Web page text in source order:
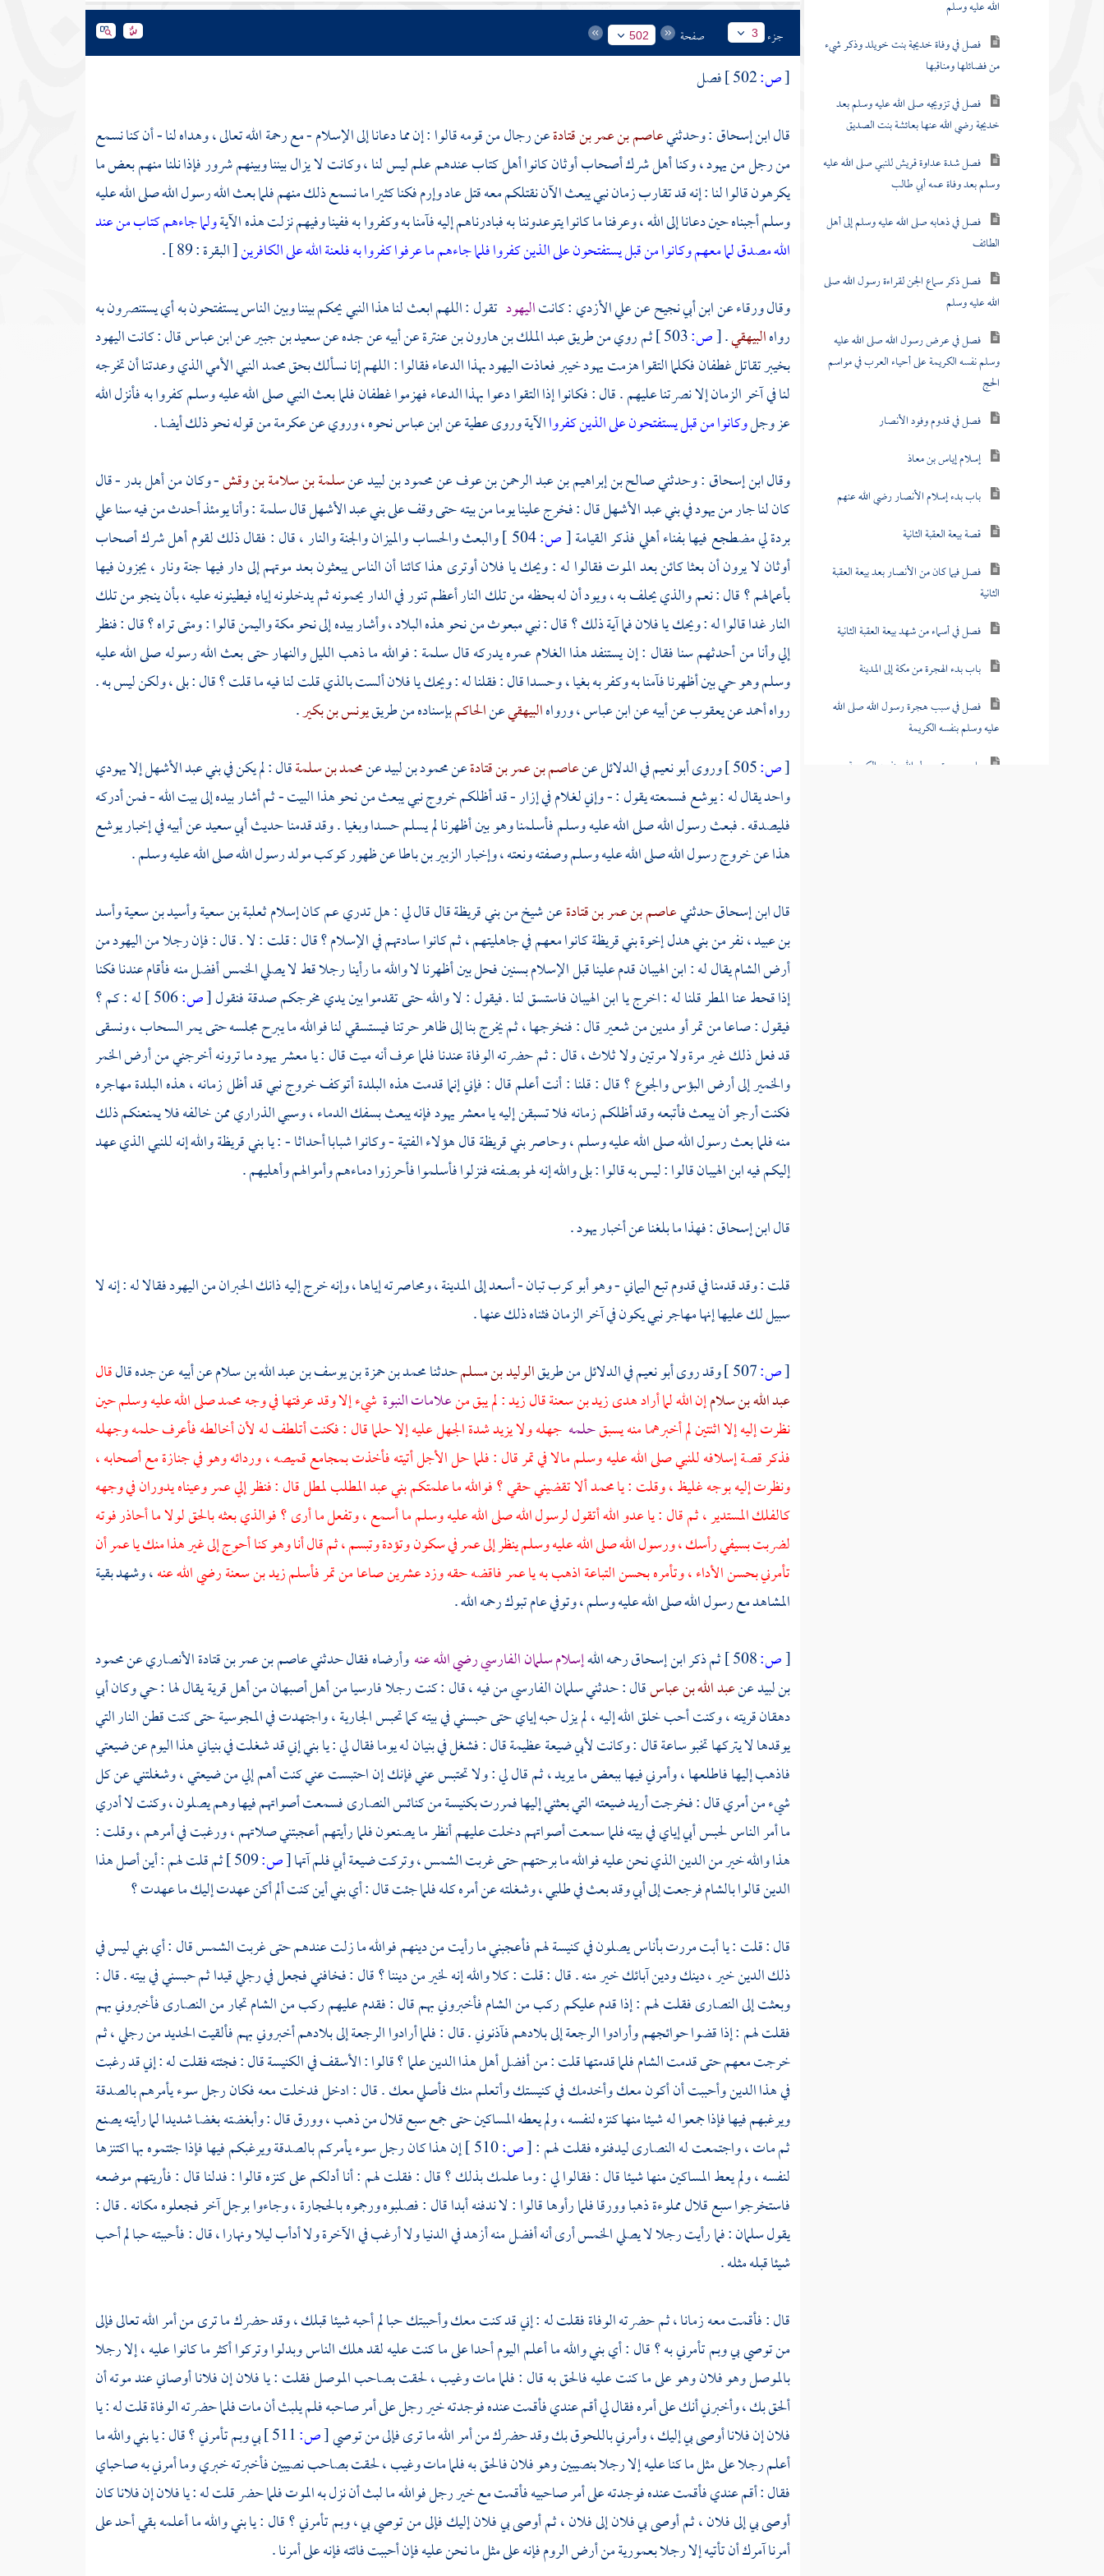
الله عليه وسلم
فصل في وفاة خديجة بنت خويلد وذكر شيء
من فضائلها ومناقبها
فصل في تزويجه صلى الله عليه وسلم بعد
خديجة رضي الله عنها بعائشة بنت الصديق
فصل شدة عداوة قريش للنبي صلى الله عليه
وسلم بعد وفاة عمه أبي طالب
فصل في ذهابه صلى الله عليه وسلم إلى أهل
الطائف
فصل ذكر سماع الجن لقراءة رسول الله صلى
الله عليه وسلم
فصل في عرض رسول الله صلى الله عليه
وسلم نفسه الكريمة على أحياء العرب في مواسم
الحج
فصل في قدوم وفود الأنصار
إسلام إياس بن معاذ
باب بدء إسلام الأنصار رضي الله عنهم
قصة بيعة العقبة الثانية
فصل فيما كان من الأنصار بعد بيعة العقبة
الثانية
فصل في أسماء من شهد بيعة العقبة الثانية
باب بدء الهجرة من مكة إلى المدينة
فصل في سبب هجرة رسول الله صلى الله
عليه وسلم بنفسه الكريمة
باب هجرة رسول الله بنفسه الكريمة من
جزء 3 صفحة 502
[ص:
فصل
قالابن إسحاق: وحدثنيعاصم بن عمر بن قتادةعن رجال من قومه قالوا : إن مما دعانا إلى الإسلام - مع رحمة الله تعالى ، وهداه لنا - أن كنا نسمع
من رجل من يهود ، وكنا أهل شرك أصحاب أوثان كانوا أهل كتاب عندهم علم ليس لنا ، وكانت لا يزال بيننا وبينهم شرور فإذا نلنا منهم بعض ما
يكرهون قالوا لنا : إنه قد تقارب زمان نبي يبعث الآن نقتلكم معه قتلعادوإرمفكنا كثيرا ما نسمع ذلك منهم فلما بعث الله رسول الله صلى الله عليه
وسلم أجبناه حين دعانا إلى الله ، وعرفنا ما كانوا يتوعدوننا به فبادرناهم إليه فآمنا به وكفروا به ففينا وفيهم نزلت هذه الآيةولما جاءهم كتاب من عند
الله مصدق لما معهم وكانوا من قبل يستفتحون على الذين كفروا فلما جاءهم ما عرفوا كفروا به فلعنة الله على الكافرين[ البقرة : 89 ] .
وقالورقاءعنابن أبي نجيحعنعلي الأزدي: كانتاليهود تقول : اللهم ابعث لنا هذا النبي يحكم بيننا وبين الناس يستفتحون به أي يستنصرون به
رواهالبيهقي.
[ص: ثم روي من طريقعبد الملك بن هارون بن عنترةعن أبيه عن جده عنسعيد بن جبيرعنابن عباسقال : كانتاليهود
بخيبرتقاتلغطفانفكلما التقوا هزمت يهودخيبرفعاذتاليهودبهذا الدعاء فقالوا : اللهم إنا نسألك بحقمحمدالنبي الأمي الذي وعدتنا أن تخرجه
لنا في آخر الزمان إلا نصرتنا عليهم . قال : فكانوا إذا التقوا دعوا بهذا الدعاء فهزمواغطفانفلما بعث النبي صلى الله عليه وسلم كفروا به فأنزل الله
عز وجلوكانوا من قبل يستفتحون على الذين كفرواالآية وروىعطيةعنابن عباسنحوه ، وروي عنعكرمةمن قوله نحو ذلك أيضا .
وقالابن إسحاق: وحدثنيصالح بن إبراهيم بن عبد الرحمن بن عوفعنمحمود بن لبيدعنسلمة بن سلامة بن وقش- وكان منأهلبدر- قال
كان لنا جار من يهود فيبني عبد الأشهلقال : فخرج علينا يوما من بيته حتى وقف علىبني عبد الأشهلقالسلمة: وأنا يومئذ أحدث من فيه سنا علي
بردة لي مضطجع فيها بفناء أهلي فذكر القيامة[ص:504 ]
والبعث والحساب والميزان والجنة والنار ، قال : فقال ذلك لقوم أهل شرك أصحاب
أوثان لا يرون أن بعثا كائن بعد الموت فقالوا له : ويحك يا فلان أوترى هذا كائنا أن الناس يبعثون بعد موتهم إلى دار فيها جنة ونار ، يجزون فيها
بأعمالهم ؟ قال : نعم والذي يحلف به ، ويود أن له بحظه من تلك النار أعظم تنور في الدار يحمونه ثم يدخلونه إياه فيطينونه عليه ، بأن ينجو من تلك
النار غدا قالوا له : ويحك يا فلان فما آية ذلك ؟ قال : نبي مبعوث من نحو هذه البلاد ، وأشار بيده إلى نحومكةواليمنقالوا : ومتى تراه ؟ قال : فنظر
إلي وأنا من أحدثهم سنا فقال : إن يستنفد هذا الغلام عمره يدركه قالسلمة: فوالله ما ذهب الليل والنهار حتى بعث الله رسوله صلى الله عليه
وسلم وهو حي بين أظهرنا فآمنا به وكفر به بغيا ، وحسدا قال : فقلنا له : ويحك يا فلان ألست بالذي قلت لنا فيه ما قلت ؟ قال : بلى ، ولكن ليس به .
رواهأحمدعنيعقوبعن أبيه عنابن عباس ،ورواهالبيهقيعنالحاكمبإسناده من طريقيونس بن بكير.
[ص: وروىأبو نعيمفي الدلائل عنعاصم بن عمر بن قتادةعنمحمود بن لبيدعنمحمد بن سلمةقال : لم يكن فيبني عبد الأشهلإلا يهودي
واحد يقال له :يوشعفسمعته يقول : - وإني لغلام في إزار - قد أظلكم خروج نبي يبعث من نحو هذاالبيت- ثم أشار بيده إلىبيت الله- فمن أدركه
فليصدقه . فبعث رسول الله صلى الله عليه وسلم فأسلمنا وهو بين أظهرنا لم يسلم حسدا وبغيا . وقد قدمنا حديثأبي سعيدعن أبيه في إخباريوشع
هذا عن خروج رسول الله صلى الله عليه وسلم وصفته ونعته ، وإخبارالزبير بن باطاعن ظهور كوكب مولد رسول الله صلى الله عليه وسلم .
قالابن إسحاقحدثنيعاصم بن عمر بن قتادةعن شيخ منبني قريظةقال قال لي : هل تدري عم كان إسلامثعلبة بن سعيةوأسيد بن سعيةوأسد
بن عبيد ،نفر منبني هدلإخوةبني قريظةكانوا معهم في جاهليتهم ، ثم كانوا سادتهم في الإسلام ؟ قال : قلت : لا . قال : فإن رجلا مناليهودمن
أرضالشاميقال له :ابن الهيبانقدم علينا قبل الإسلام بسنين فحل بين أظهرنا لا والله ما رأينا رجلا قط لا يصلي الخمس أفضل منه فأقام عندنا فكنا
إذا قحط عنا المطر قلنا له : اخرج ياابن الهيبانفاستسق لنا . فيقول : لا والله حتى تقدموا بين يدي مخرجكم صدقة فنقول[ص:506 ]
له : كم ؟
فيقول : صاعا من تمر أو مدين من شعير قال : فنخرجها ، ثم يخرج بنا إلى ظاهر حرتنا فيستسقي لنا فوالله ما يبرح مجلسه حتى يمر السحاب ، ونسقى
قد فعل ذلك غير مرة ولا مرتين ولا ثلاث ، قال : ثم حضرته الوفاة عندنا فلما عرف أنه ميت قال : يا معشر يهود ما ترونه أخرجني من أرض الخمر
والخمير إلى أرض البؤس والجوع ؟ قال : قلنا : أنت أعلم قال : فإني إنما قدمت هذه البلدة أتوكف خروج نبي قد أظل زمانه ، هذه البلدة مهاجره
فكنت أرجو أن يبعث فأتبعه وقد أظلكم زمانه فلا تسبقن إليه يا معشر يهود فإنه يبعث بسفك الدماء ، وسبي الذراري ممن خالفه فلا يمنعنكم ذلك
منه فلما بعث رسول الله صلى الله عليه وسلم ، وحاصربني قريظةقال هؤلاء الفتية - وكانوا شبابا أحداثا - : يابني قريظةوالله إنه للنبي الذي عهد
إليكم فيهابن الهيبانقالوا : ليس به قالوا : بلى والله إنه لهو بصفته فنزلوا فأسلموا فأحرزوا دماءهم وأموالهم وأهليهم .
قالابن إسحاق: فهذا ما بلغنا عن أخبار يهود .
قلت : وقد قدمنا في قدومتبع اليماني - وهو أبو كرب تبان - أسعدإلىالمدينة، ومحاصرته إياها ، وإنه خرج إليه ذانك الحبران مناليهودفقالا له : إنه لا
سبيل لك عليها إنها مهاجر نبي يكون في آخر الزمان فثناه ذلك عنها .
[ص: وقد روىأبو نعيمفي الدلائل من طريقالوليد بن مسلمحدثنامحمد بن حمزة بن يوسف بن عبد الله بن سلامعن أبيه عن جده قالقال
عبد الله بن سلامإن الله لما أراد هدىزيد بن سعنةقالزيد: لم يبق منعلامات النبوة شيء إلا وقد عرفتها في وجهمحمدصلى الله عليه وسلم حين
نظرت إليه إلا اثنتين لم أخبرهما منه يسبقحلمه جهله ولا يزيد شدة الجهل عليه إلا حلما قال : فكنت أتلطف له لأن أخالطه فأعرف حلمه وجهله
فذكر قصة إسلافه للنبي صلى الله عليه وسلم مالا في تمر قال : فلما حل الأجل أتيته فأخذت بمجامع قميصه ، وردائه وهو في جنازة مع أصحابه ،
ونظرت إليه بوجه غليظ ، وقلت : يامحمدألا تقضيني حقي ؟ فوالله ما علمتكمبني عبد المطلبلمطل قال : فنظر إليعمروعيناه يدوران في وجهه
كالفلك المستدير ، ثم قال : يا عدو الله أتقول لرسول الله صلى الله عليه وسلم ما أسمع ، وتفعل ما أرى ؟ فوالذي بعثه بالحق لولا ما أحاذر فوته
لضربت بسيفي رأسك ، ورسول الله صلى الله عليه وسلم ينظر إلىعمرفي سكون وتؤدة وتبسم ، ثم قال أنا وهو كنا أحوج إلى غير هذا منك ياعمرأن
تأمرني بحسن الأداء ، وتأمره بحسن التباعة اذهب به ياعمرفاقضه حقه وزد عشرين صاعا من تمر فأسلمزيد بن سعنةرضي الله عنه، وشهد بقية
المشاهد مع رسول الله صلى الله عليه وسلم ، وتوفي عامتبوكرحمه الله .
[ص: ثم ذكرابن إسحاقرحمه اللهإسلامسلمان الفارسيرضي الله عنهوأرضاه فقال حدثنيعاصم بن عمر بن قتادة الأنصاريعنمحمود
بن لبيدعنعبد الله بن عباسقال : حدثنيسلمان الفارسيمن فيه ، قال : كنت رجلا فارسيا منأهلأصبهانمن أهل قرية يقال لها :حيوكانأبي
دهقانقريته ، وكنت أحب خلق الله إليه ، لم يزل حبه إياي حتى حبسني في بيته كما تحبس الجارية ، واجتهدت في المجوسية حتى كنت قطن النار التي
يوقدها لا يتركها تخبو ساعة قال : وكانت لأبي ضيعة عظيمة قال : فشغل في بنيان له يوما فقال لي : يا بني إني قد شغلت في بنياني هذا اليوم عن ضيعتي
فاذهب إليها فاطلعها ، وأمرني فيها ببعض ما يريد ، ثم قال لي : ولا تحتبس عني فإنك إن احتبست عني كنت أهم إلي من ضيعتي ، وشغلتني عن كل
شيء من أمري قال : فخرجت أريد ضيعته التي بعثني إليها فمررت بكنيسة من كنائسالنصارىفسمعت أصواتهم فيها وهم يصلون ، وكنت لا أدري
ما أمر الناس لحبس أبي إياي في بيته فلما سمعت أصواتهم دخلت عليهم أنظر ما يصنعون فلما رأيتهم أعجبتني صلاتهم ، ورغبت في أمرهم ، وقلت :
هذا والله خير من الدين الذي نحن عليه فوالله ما برحتهم حتى غربت الشمس ، وتركت ضيعة أبي فلم آتها[ص:509 ]
ثم قلت لهم : أين أصل هذا
الدين قالوابالشامفرجعت إلى أبي وقد بعث في طلبي ، وشغلته عن أمره كله فلما جئت قال : أي بني أين كنت ألم أكن عهدت إليك ما عهدت ؟
قال : قلت : يا أبت مررت بأناس يصلون في كنيسة لهم فأعجبني ما رأيت من دينهم فوالله ما زلت عندهم حتى غربت الشمس قال : أي بني ليس في
ذلك الدين خير ، دينك ودين آبائك خير منه . قال : قلت : كلا والله إنه لخير من ديننا ؟ قال : فخافني فجعل في رجلي قيدا ثم حبسني في بيته . قال :
وبعثت إلىالنصارىفقلت لهم : إذا قدم عليكم ركب منالشامفأخبروني بهم قال : فقدم عليهم ركب منالشامتجار منالنصارىفأخبروني بهم
فقلت لهم : إذا قضوا حوائجهم وأرادوا الرجعة إلى بلادهم فآذنوني . قال : فلما أرادوا الرجعة إلى بلادهم أخبروني بهم فألقيت الحديد من رجلي ، ثم
خرجت معهم حتى قدمتالشامفلما قدمتها قلت : من أفضل أهل هذا الدين علما ؟ قالوا : الأسقف في الكنيسة قال : فجئته فقلت له : إني قد رغبت
في هذا الدين وأحببت أن أكون معك وأخدمك في كنيستك وأتعلم منك فأصلي معك . قال : ادخل فدخلت معه فكان رجل سوء يأمرهم بالصدقة
ويرغبهم فيها فإذا جمعوا له شيئا منها كنزه لنفسه ، ولم يعطه المساكين حتى جمع سبع قلال من ذهب ، وورق قال : وأبغضته بغضا شديدا لما رأيته يصنع
ثم مات ، واجتمعت لهالنصارىليدفنوه فقلت لهم :[ص:510 ]
إن هذا كان رجل سوء يأمركم بالصدقة ويرغبكم فيها فإذا جئتموه بها اكتنزها
لنفسه ، ولم يعط المساكين منها شيئا قال : فقالوا لي : وما علمك بذلك ؟ قال : فقلت لهم : أنا أدلكم على كنزه قالوا : فدلنا قال : فأريتهم موضعه
فاستخرجوا سبع قلال مملوءة ذهبا وورقا فلما رأوها قالوا : لا ندفنه أبدا قال : فصلبوه ورجموه بالحجارة ، وجاءوا برجل آخر فجعلوه مكانه . قال :
يقولسلمان: فما رأيت رجلا لا يصلي الخمس أرى أنه أفضل منه أزهد في الدنيا ولا أرغب في الآخرة ولا أدأب ليلا ونهارا ، قال : فأحببته حبا لم أحب
شيئا قبله مثله .
قال : فأقمت معه زمانا ، ثم حضرته الوفاة فقلت له : إني قد كنت معك وأحببتك حبا لم أحبه شيئا قبلك ، وقد حضرك ما ترى من أمر الله تعالى فإلى
من توصي بي وبم تأمرني به ؟ قال : أي بني والله ما أعلم اليوم أحدا على ما كنت عليه لقد هلك الناس وبدلوا وتركوا أكثر ما كانوا عليه ، إلا رجلا
بالموصلوهو فلان وهو على ما كنت عليه فالحق به قال : فلما مات وغيب ، لحقت بصاحبالموصلفقلت : يا فلان إن فلانا أوصاني عند موته أن
ألحق بك ، وأخبرني أنك على أمره فقال لي أقم عندي فأقمت عنده فوجدته خير رجل على أمر صاحبه فلم يلبث أن مات فلما حضرته الوفاة قلت له : يا
فلان إن فلانا أوصى بي إليك ، وأمرني باللحوق بك وقد حضرك من أمر الله ما ترى فإلى من توصي[ص:
بي وبم تأمرني ؟ قال : يا بني والله ما
أعلم رجلا على مثل ما كنا عليه إلا رجلا بنصيبين وهو فلان فالحق به فلما مات وغيب ، لحقت بصاحب نصيبين فأخبرته خبري وما أمرني به صاحباي
فقال : أقم عندي فأقمت عنده فوجدته على أمر صاحبيه فأقمت مع خير رجل فوالله ما لبث أن نزل به الموت فلما حضر قلت له : يا فلان إن فلانا كان
أوصى بي إلى فلان ، ثم أوصى بي فلان إلى فلان ، ثم أوصى بي فلان إليك فإلى من توصي بي ، وبم تأمرني ؟ قال : يا بني والله ما أعلمه بقي أحد على
أمرنا آمرك أن تأتيه إلا رجلابعموريةمن أرضالرومفإنه على مثل ما نحن عليه فإن أحببت فائته فإنه على أمرنا .